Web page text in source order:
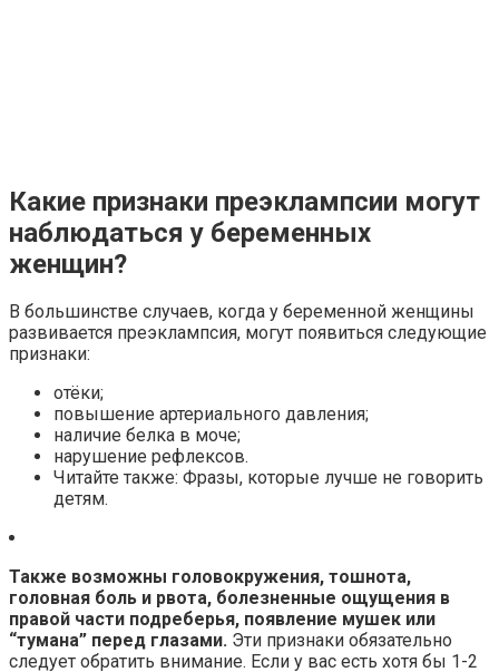
Какие признаки преэклампсии могут
наблюдаться у беременных
женщин?
В большинстве случаев, когда у беременной женщины
развивается преэклампсия, могут появиться следующие
признаки:
отёки;
повышение артериального давления;
наличие белка в моче;
нарушение рефлексов.
Читайте также: Фразы, которые лучше не говорить
детям.
Также возможны головокружения, тошнота,
головная боль и рвота, болезненные ощущения в
правой части подреберья, появление мушек или
“тумана” перед глазами. Эти признаки обязательно
следует обратить внимание. Если у вас есть хотя бы 1-2